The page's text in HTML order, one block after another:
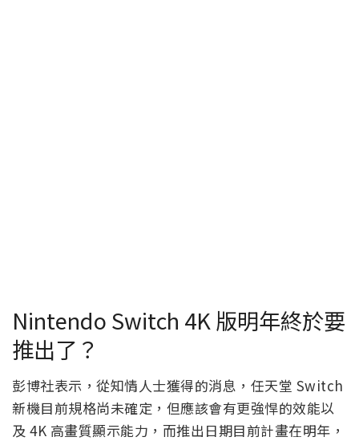
Nintendo Switch 4K 版明年終於要
推出了？
彭博社表示，從知情人士獲得的消息，任天堂 Switch
新機目前規格尚未確定，但應該會有更強悍的效能以
及 4K 高畫質顯示能力，而推出日期目前計畫在明年，